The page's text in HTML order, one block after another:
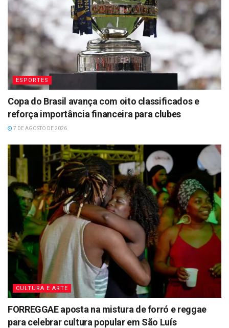
ESPORTES
Copa do Brasil avança com oito classificados e
reforça importância financeira para clubes
7 DE AGOSTO DE 2026
CULTURA E ARTE
FORREGGAE aposta na mistura de forró e reggae
para celebrar cultura popular em São Luís